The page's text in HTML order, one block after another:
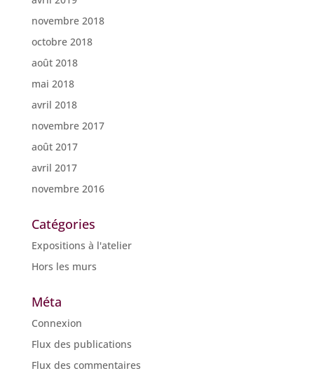
novembre 2018
octobre 2018
août 2018
mai 2018
avril 2018
novembre 2017
août 2017
avril 2017
novembre 2016
Catégories
Expositions à l'atelier
Hors les murs
Méta
Connexion
Flux des publications
Flux des commentaires